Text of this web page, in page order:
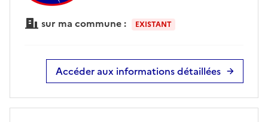
sur ma commune : EXISTANT
Accéder aux informations détaillées